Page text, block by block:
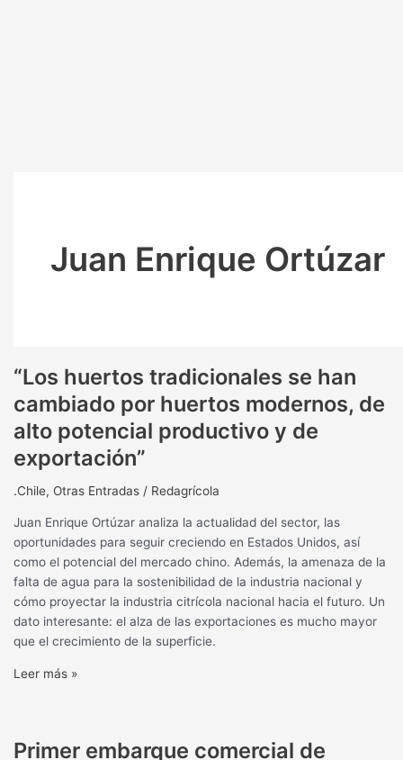
Juan Enrique Ortúzar
“Los huertos tradicionales se han
cambiado por huertos modernos, de
alto potencial productivo y de
exportación”
.Chile, Otras Entradas / Redagrícola
Juan Enrique Ortúzar analiza la actualidad del sector, las
oportunidades para seguir creciendo en Estados Unidos, así
como el potencial del mercado chino. Además, la amenaza de la
falta de agua para la sostenibilidad de la industria nacional y
cómo proyectar la industria citrícola nacional hacia el futuro. Un
dato interesante: el alza de las exportaciones es mucho mayor
que el crecimiento de la superficie.
Leer más »
Primer embarque comercial de